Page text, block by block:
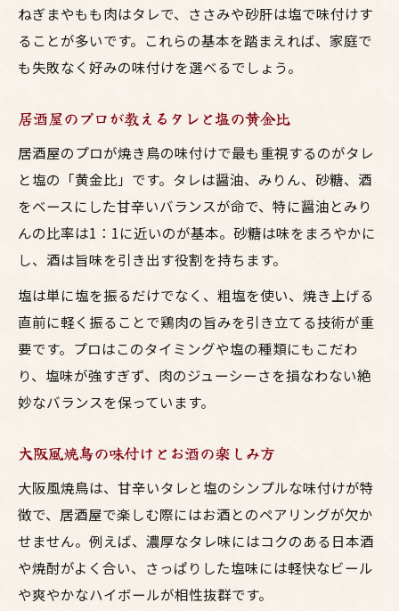
ねぎまやもも肉はタレで、ささみや砂肝は塩で味付けす
ることが多いです。これらの基本を踏まえれば、家庭で
も失敗なく好みの味付けを選べるでしょう。
居酒屋のプロが教えるタレと塩の黄金比
居酒屋のプロが焼き鳥の味付けで最も重視するのがタレ
と塩の「黄金比」です。タレは醤油、みりん、砂糖、酒
をベースにした甘辛いバランスが命で、特に醤油とみり
んの比率は1：1に近いのが基本。砂糖は味をまろやかに
し、酒は旨味を引き出す役割を持ちます。
塩は単に塩を振るだけでなく、粗塩を使い、焼き上げる
直前に軽く振ることで鶏肉の旨みを引き立てる技術が重
要です。プロはこのタイミングや塩の種類にもこだわ
り、塩味が強すぎず、肉のジューシーさを損なわない絶
妙なバランスを保っています。
大阪風焼鳥の味付けとお酒の楽しみ方
大阪風焼鳥は、甘辛いタレと塩のシンプルな味付けが特
徴で、居酒屋で楽しむ際にはお酒とのペアリングが欠か
せません。例えば、濃厚なタレ味にはコクのある日本酒
や焼酎がよく合い、さっぱりした塩味には軽快なビール
や爽やかなハイボールが相性抜群です。